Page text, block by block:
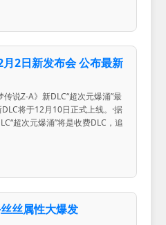
月2日新发布会 公布最新
说Z-A》新DLC“超次元爆涌”最
将于12月10日正式上线。·据
超次元爆涌”将是收费DLC，追
丝属性大爆发